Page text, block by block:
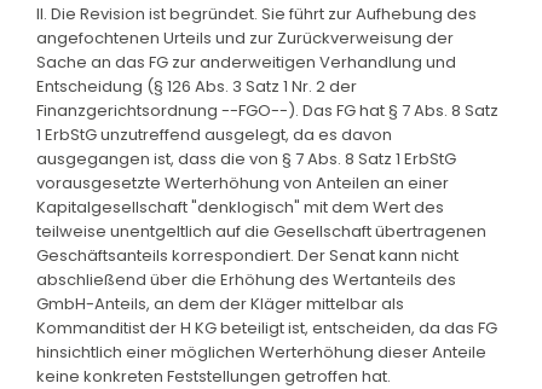
II. Die Revision ist begründet. Sie führt zur Aufhebung des
angefochtenen Urteils und zur Zurückverweisung der
Sache an das FG zur anderweitigen Verhandlung und
Entscheidung (§ 126 Abs. 3 Satz 1 Nr. 2 der
Finanzgerichtsordnung --FGO--). Das FG hat § 7 Abs. 8 Satz
1 ErbStG unzutreffend ausgelegt, da es davon
ausgegangen ist, dass die von § 7 Abs. 8 Satz 1 ErbStG
vorausgesetzte Werterhöhung von Anteilen an einer
Kapitalgesellschaft "denklogisch" mit dem Wert des
teilweise unentgeltlich auf die Gesellschaft übertragenen
Geschäftsanteils korrespondiert. Der Senat kann nicht
abschließend über die Erhöhung des Wertanteils des
GmbH-Anteils, an dem der Kläger mittelbar als
Kommanditist der H KG beteiligt ist, entscheiden, da das FG
hinsichtlich einer möglichen Werterhöhung dieser Anteile
keine konkreten Feststellungen getroffen hat.